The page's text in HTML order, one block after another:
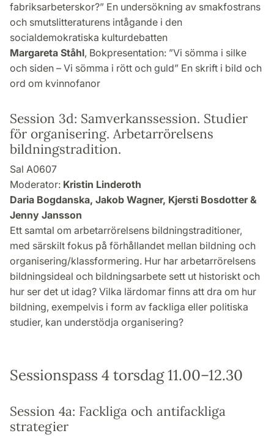
fabriksarbeterskor?” En undersökning av smakfostrans
och smutslitteraturens intågande i den
socialdemokratiska kulturdebatten
Margareta Ståhl, Bokpresentation: ”Vi sömma i silke
och siden – Vi sömma i rött och guld” En skrift i bild och
ord om kvinnofanor
Session 3d: Samverkanssession. Studier
för organisering. Arbetarrörelsens
bildningstradition.
Sal A0607
Moderator: Kristin Linderoth
Daria Bogdanska, Jakob Wagner, Kjersti Bosdotter &
Jenny Jansson
Ett samtal om arbetarrörelsens bildningstraditioner,
med särskilt fokus på förhållandet mellan bildning och
organisering/klassformering. Hur har arbetarrörelsens
bildningsideal och bildningsarbete sett ut historiskt och
hur ser det ut idag? Vilka lärdomar finns att dra om hur
bildning, exempelvis i form av fackliga eller politiska
studier, kan understödja organisering?
Sessionspass 4 torsdag 11.00–12.30
Session 4a: Fackliga och antifackliga
strategier